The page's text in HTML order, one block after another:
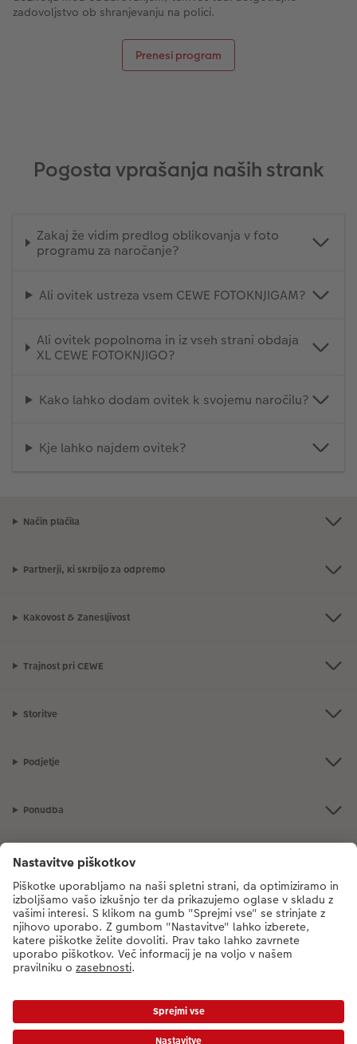
zadovoljstvo ob shranjevanju na polici.
Prenesi program
Pogosta vprašanja naših strank
Zakaj že vidim predlog oblikovanja v foto
programu za naročanje?
Ali ovitek ustreza vsem CEWE FOTOKNJIGAM?
Ali ovitek popolnoma in iz vseh strani obdaja
XL CEWE FOTOKNJIGO?
Kako lahko dodam ovitek k svojemu naročilu?
Kje lahko najdem ovitek?
Način plačila
Partnerji, ki skrbijo za odpremo
Kakovost & Zanesljivost
Trajnost pri CEWE
Storitve
Podjetje
Ponudba
CEWE Fotosvet
na sledečo telefonsko številko:08 205 91 91od ponedeljka do petka: 8:00
– 17:00